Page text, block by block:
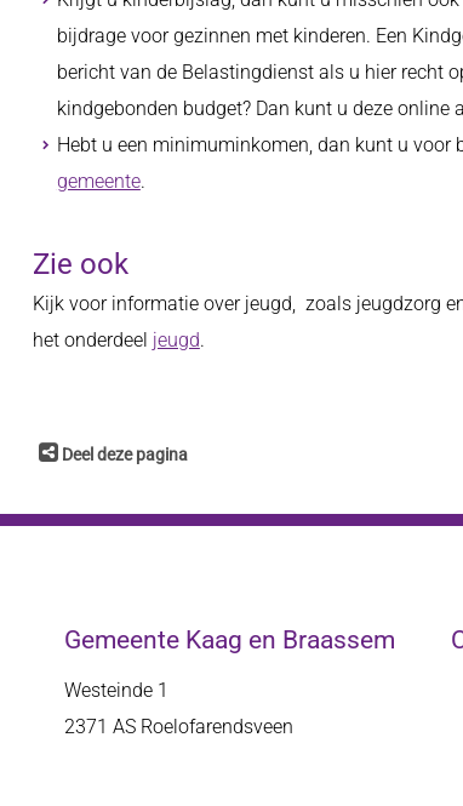
bijdrage voor gezinnen met kinderen. Een
bericht van de Belastingdienst als u hier recht
kindgebonden budget? Dan kunt u deze online
Hebt u een minimuminkomen, dan kunt u voor
gemeente.
Zie ook
Kijk voor informatie over jeugd, zoals jeugdzorg
het onderdeel jeugd.
Deel deze pagina
Gemeente Kaag en Braassem
Westeinde 1
2371 AS Roelofarendsveen